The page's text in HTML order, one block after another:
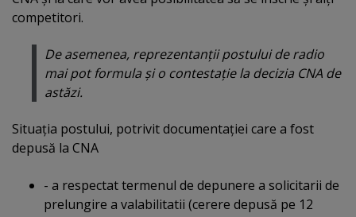
competitori.
De asemenea, reprezentanţii postului de radio
mai pot formula şi o contestaţie la decizia CNA de
astăzi.
Situaţia postului, potrivit documentaţiei care a fost
depusă la CNA
- a respectat termenul de depunere a solicitarii de
prelungire a valabilitatii (cerere depusă pe 12